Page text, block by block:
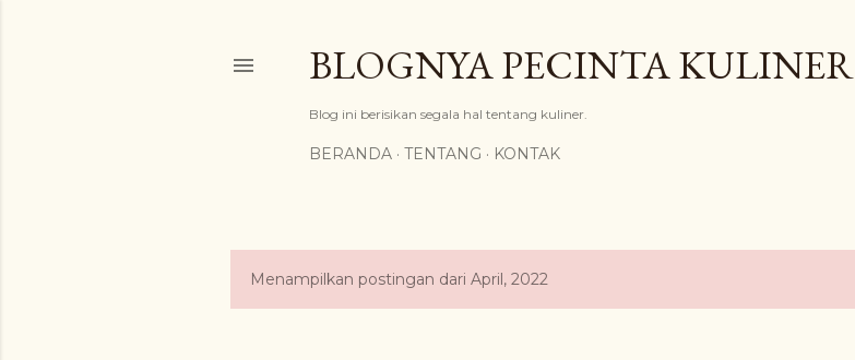
BLOGNYA PECINTA KULINER
Blog ini berisikan segala hal tentang kuliner.
BERANDA TENTANG KONTAK
PMenampilkan postingan dari April, 2022